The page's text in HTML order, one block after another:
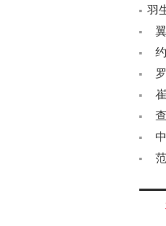
羽
事件
张家
人升
天价
酸痛
/a>